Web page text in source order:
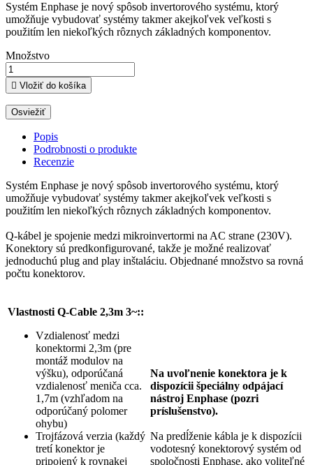
Systém Enphase je nový spôsob invertorového systému, ktorý
umožňuje vybudovať systémy takmer akejkoľvek veľkosti s
použitím len niekoľkých rôznych základných komponentov.
Množstvo
 Vložiť do košíka
Popis
Podrobnosti o produkte
Recenzie
Systém Enphase je nový spôsob invertorového systému, ktorý
umožňuje vybudovať systémy takmer akejkoľvek veľkosti s
použitím len niekoľkých rôznych základných komponentov.
Q-kábel je spojenie medzi mikroinvertormi na AC strane (230V).
Konektory sú predkonfigurované, takže je možné realizovať
jednoduchú plug and play inštaláciu. Objednané množstvo sa rovná
počtu konektorov.
Vlastnosti Q-Cable 2,3m 3~::
Vzdialenosť medzi
konektormi 2,3m (pre
montáž modulov na
výšku), odporúčaná
vzdialenosť meniča cca.
1,7m (vzhľadom na
odporúčaný polomer
ohybu)
Trojfázová verzia (každý
tretí konektor je
pripojený k rovnakej
Na uvoľnenie konektora je k
dispozícii špeciálny odpájací
nástroj Enphase (pozri
príslušenstvo).
Na predĺženie kábla je k dispozícii
vodotesný konektorový systém od
spoločnosti Enphase, ako voliteľné